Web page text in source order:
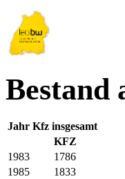
Bestand
Jahr Kfz insgesamt
KFZ
1983
1786
1985
1833